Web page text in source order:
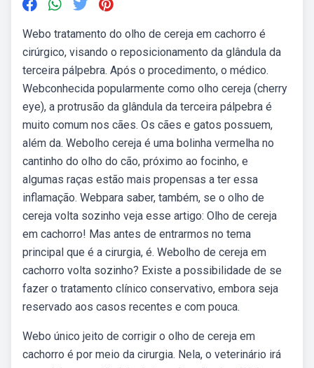
Webo tratamento do olho de cereja em cachorro é
cirúrgico, visando o reposicionamento da glândula da
terceira pálpebra. Após o procedimento, o médico.
Webconhecida popularmente como olho cereja (cherry
eye), a protrusão da glândula da terceira pálpebra é
muito comum nos cães. Os cães e gatos possuem,
além da. Webolho cereja é uma bolinha vermelha no
cantinho do olho do cão, próximo ao focinho, e
algumas raças estão mais propensas a ter essa
inflamação. Webpara saber, também, se o olho de
cereja volta sozinho veja esse artigo: Olho de cereja
em cachorro! Mas antes de entrarmos no tema
principal que é a cirurgia, é. Webolho de cereja em
cachorro volta sozinho? Existe a possibilidade de se
fazer o tratamento clínico conservativo, embora seja
reservado aos casos recentes e com pouca.
Webo único jeito de corrigir o olho de cereja em
cachorro é por meio da cirurgia. Nela, o veterinário irá